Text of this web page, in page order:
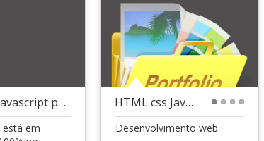
HTML css Javascript python
está em
HTML css Javascript
Desenvolvimento web